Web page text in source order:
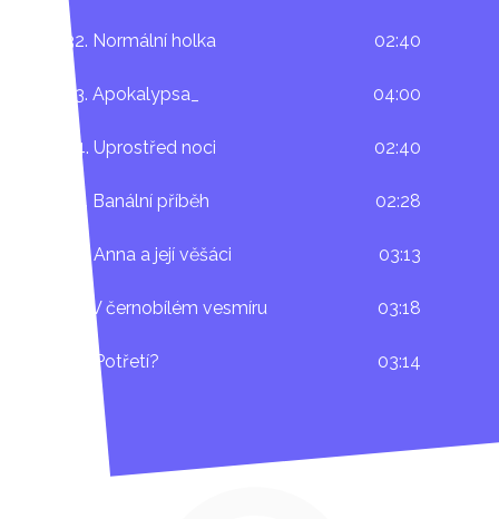
32. Normální holka 02:40
33. Apokalypsa_ 04:00
34. Uprostřed noci 02:40
35. Banální příběh 02:28
36. Anna a její věšáci 03:13
37. V černobílém vesmíru 03:18
38. Potřetí? 03:14